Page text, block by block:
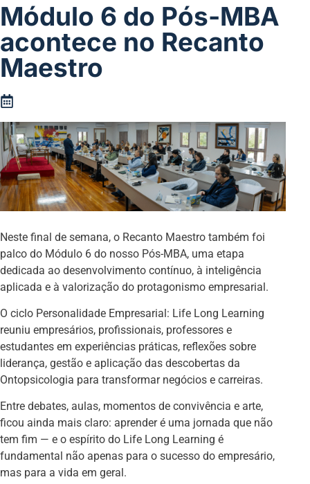
Módulo 6 do Pós-MBA
acontece no Recanto
Maestro
Neste final de semana, o Recanto Maestro também foi
palco do Módulo 6 do nosso Pós-MBA, uma etapa
dedicada ao desenvolvimento contínuo, à inteligência
aplicada e à valorização do protagonismo empresarial.
O ciclo Personalidade Empresarial: Life Long Learning
reuniu empresários, profissionais, professores e
estudantes em experiências práticas, reflexões sobre
liderança, gestão e aplicação das descobertas da
Ontopsicologia para transformar negócios e carreiras.
Entre debates, aulas, momentos de convivência e arte,
ficou ainda mais claro: aprender é uma jornada que não
tem fim — e o espírito do Life Long Learning é
fundamental não apenas para o sucesso do empresário,
mas para a vida em geral.